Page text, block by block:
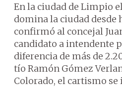
En la ciudad de Limpio
domina la ciudad desde
confirmó al concejal
candidato a intendente
diferencia de más de
tío Ramón Gómez
Colorado, el cartismo